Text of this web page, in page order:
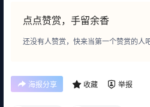
点点赞赏，手留余香
还没有人赞赏，快来当第一个赞赏的人吧
海报分享 收藏 举报